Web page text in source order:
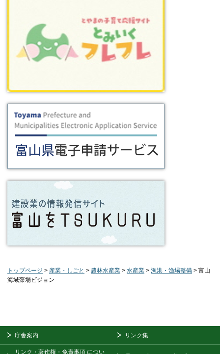
トップページ > 産業・しごと > 農林水産業 > 水産業 > 漁港・漁場整備 > 富山
海域藻場ビジョン
庁舎案内 リンク集
リンク・著作権・免責事項 につい